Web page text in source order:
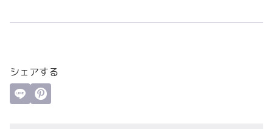
シェアする